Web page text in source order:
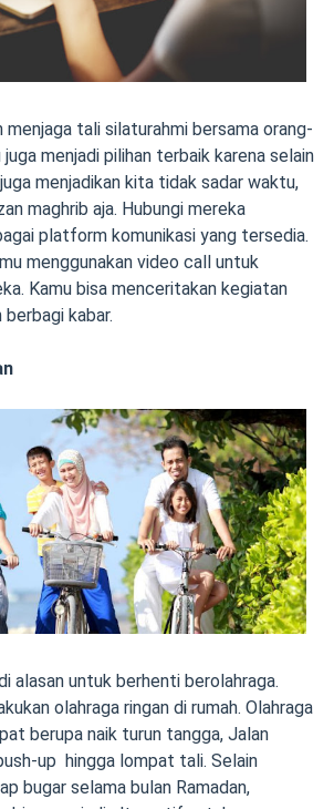
menjaga tali silaturahmi bersama orang-
menjadi pilihan terbaik karena selain
menjadikan kita tidak sadar waktu,
maghrib aja. Hubungi mereka
platform komunikasi yang tersedia.
menggunakan video call untuk
Kamu bisa menceritakan kegiatan
kabar.
alasan untuk berhenti berolahraga.
olahraga ringan di rumah. Olahraga
berupa naik turun tangga, Jalan
up hingga lompat tali. Selain
bugar selama bulan Ramadan,